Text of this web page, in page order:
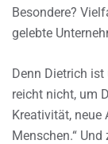
Besondere?
gelebte
Denn Dietrich ist
reicht nicht, um
Kreativität, neue
Menschen.“